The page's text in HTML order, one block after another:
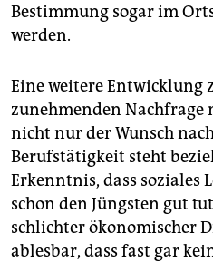
Bestimmung sogar im
werden.
Eine weitere Entwicklung
zunehmenden Nachfrage
nicht nur der Wunsch
Berufstätigkeit steht
Erkenntnis, dass soziales
schon den Jüngsten gut
schlichter ökonomischer
ablesbar, dass fast gar